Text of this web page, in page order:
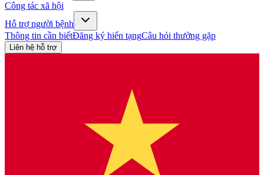
Công tác xã hội
Hỗ trợ người bệnh
Thông tin cần biếtĐăng ký hiến tạngCâu hỏi thường gặp
Liên hệ hỗ trợ